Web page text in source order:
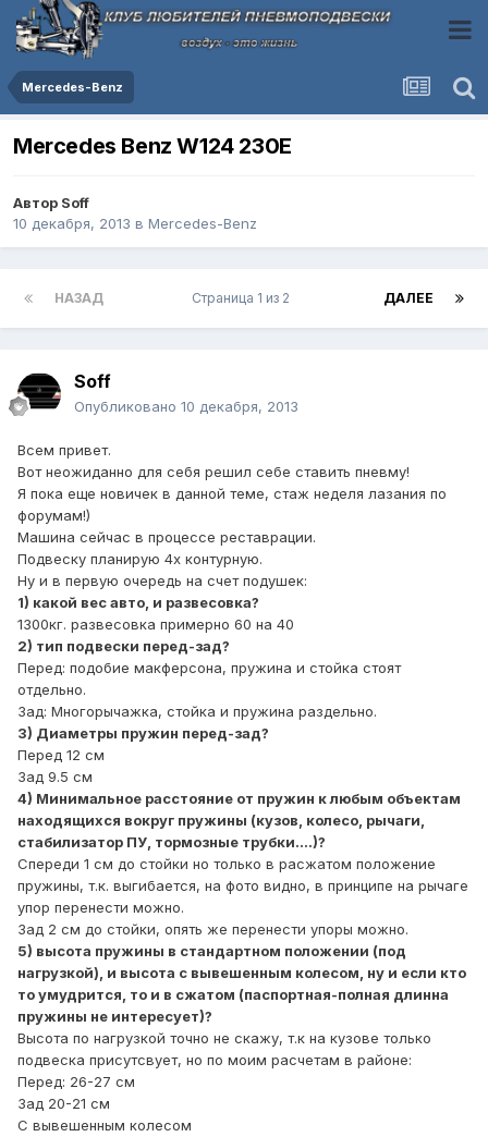
Mercedes-Benz
Mercedes Benz W124 230E
Автор Soff
10 декабря, 2013 в Mercedes-Benz
НАЗАД ДАЛЕЕ
Страница 1 из 2
Soff
Опубликовано 10 декабря, 2013
Всем привет.
Вот неожиданно для себя решил себе ставить пневму!
Я пока еще новичек в данной теме, стаж неделя лазания по
форумам!)
Машина сейчас в процессе реставрации.
Подвеску планирую 4х контурную.
Ну и в первую очередь на счет подушек:
1) какой вес авто, и развесовка?
1300кг. развесовка примерно 60 на 40
2) тип подвески перед-зад?
Перед: подобие макферсона, пружина и стойка стоят
отдельно.
Зад: Многорычажка, стойка и пружина раздельно.
3) Диаметры пружин перед-зад?
Перед 12 см
Зад 9.5 см
4) Минимальное расстояние от пружин к любым объектам
находящихся вокруг пружины (кузов, колесо, рычаги,
стабилизатор ПУ, тормозные трубки....)?
Спереди 1 см до стойки но только в расжатом положение
пружины, т.к. выгибается, на фото видно, в принципе на рычаге
упор перенести можно.
Зад 2 см до стойки, опять же перенести упоры можно.
5) высота пружины в стандартном положении (под
нагрузкой), и высота с вывешенным колесом, ну и если кто
то умудрится, то и в сжатом (паспортная-полная длинна
пружины не интересует)?
Высота по нагрузкой точно не скажу, т.к на кузове только
подвеска присутсвует, но по моим расчетам в районе:
Перед: 26-27 см
Зад 20-21 см
С вывешенным колесом